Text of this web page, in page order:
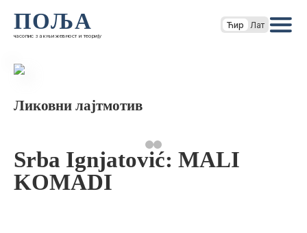
ПОЉА
часопис за књижевност и теорију
Ћир Лат
Ликовни лајтмотив
Srba Ignjatović: MALI
KOMADI